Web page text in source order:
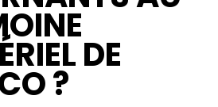
DE
?